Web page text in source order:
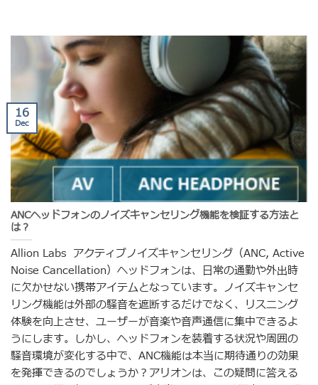
ANCヘッドフォンのノイズキャンセリング機能を検証する方法と
は？
Allion Labs アクティブノイズキャンセリング（ANC, Active
Noise Cancellation）ヘッドフォンは、日常の通勤や外出時
に欠かせない携帯アイテムとなっています。ノイズキャンセ
リング機能は外部の騒音を遮断するだけでなく、リスニング
体験を向上させ、ユーザーが音楽や音声通信に集中できるよ
うにします。しかし、ヘッドフォンを装着する状況や周囲の
騒音環境が変化する中で、ANC機能は本当に期待通りの効果
を発揮できるのでしょうか？アリオンは、この疑問に答える
16
Dec